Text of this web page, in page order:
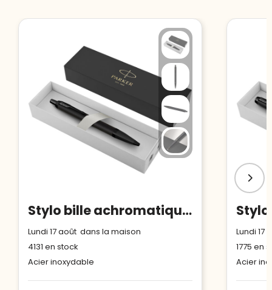
Stylo bille achromatique IM Parker (encre bleue)
Lundi 17 août dans la maison
4131 en stock
Acier inoxydable
Lundi 17
1775 en
Acier